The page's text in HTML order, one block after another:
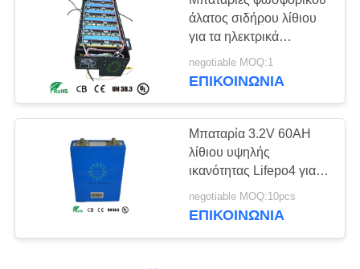
άλατος σιδήρου λίθιου
για τα ηλεκτρικά
οχήματα/το ηλεκτρικά
αυτοκίνητο/το ηλιακό
negotiable MOQ:1
ΕΠΙΚΟΙΝΩΝΊΑ
Μπαταρία 3.2V 60AH
λίθιου υψηλής
ικανότητας Lifepo4 για
από το σύστημα
ενεργειακής
negotiable MOQ:10pcs
ΕΠΙΚΟΙΝΩΝΊΑ